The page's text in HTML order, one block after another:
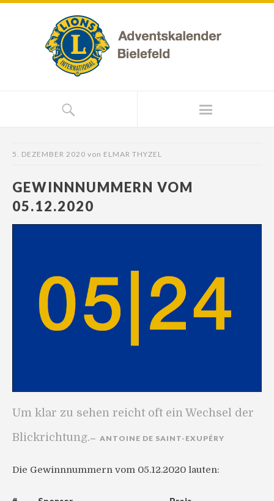
5. DEZEMBER 2020 von ELMAR THYZEL
GEWINNNUMMERN VOM
05.12.2020
Um klar zu sehen reicht oft ein Wechsel der
Blickrichtung.
ANTOINE DE SAINT-EXUPÉRY
Die Gewinnnummern vom 05.12.2020 lauten: